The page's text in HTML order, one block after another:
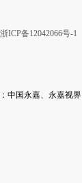
浙ICP备12042066号-1
中国永嘉、永嘉视界